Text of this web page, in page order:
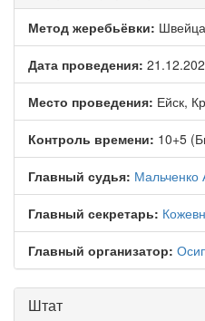
Метод жеребьёвки:
Дата проведения:
Место проведения: Ейск,
Контроль времени: 10+5
Главный судья: Мальченко
Главный секретарь:
Главный организатор:
Штат